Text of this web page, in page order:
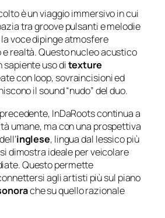
è un viaggio immersivo in cui
tra groove pulsanti e melodie
voce dipinge atmosfere
e realtà. Questo nucleo acustico
sapiente uso ditexture
con loop, sovraincisioni ed
il sound “nudo” del duo.
InDaRoots continua a
umane, ma con una prospettiva
inglese, lingua dal lessico più
dimostra ideale per veicolare
Questo permette
agli artisti più sul piano
che su quello razionale